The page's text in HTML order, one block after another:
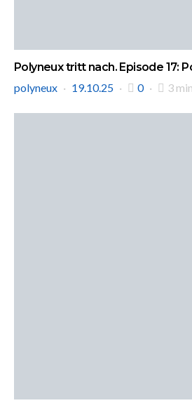
Polyneux tritt nach. Episode 17:
polyneux
19.10.25 0 3 min